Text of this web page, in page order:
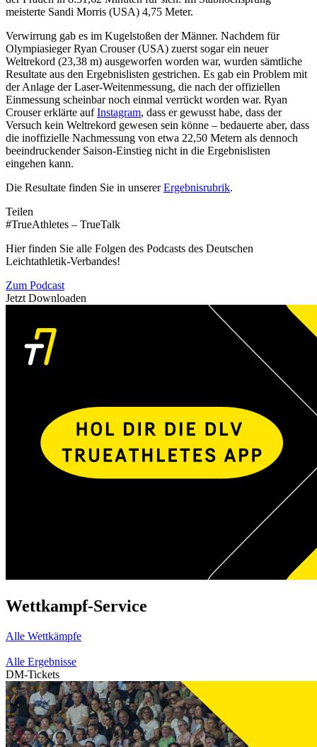
meisterte Sandi Morris (USA) 4,75 Meter.
Verwirrung gab es im Kugelstoßen der Männer. Nachdem für
Olympiasieger Ryan Crouser (USA) zuerst sogar ein neuer
Weltrekord (23,38 m) ausgeworfen worden war, wurden sämtliche
Resultate aus den Ergebnislisten gestrichen. Es gab ein Problem mit
der Anlage der Laser-Weitenmessung, die nach der offiziellen
Einmessung scheinbar noch einmal verrückt worden war. Ryan
Crouser erklärte aufInstagram, dass er gewusst habe, dass der
Versuch kein Weltrekord gewesen sein könne – bedauerte aber, dass
die inoffizielle Nachmessung von etwa 22,50 Metern als dennoch
beeindruckender Saison-Einstieg nicht in die Ergebnislisten
eingehen kann.
Die Resultate finden Sie in unsererErgebnisrubrik.
Teilen
#TrueAthletes – TrueTalk
Hier finden Sie alle Folgen des Podcasts des Deutschen
Leichtathletik-Verbandes!
Zum Podcast
Jetzt Downloaden
Wettkampf-Service
Alle Wettkämpfe
Alle Ergebnisse
DM-Tickets